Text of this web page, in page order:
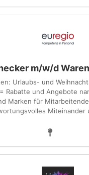
m/w/d
Urlaubs- und
Rabatte und Angebote
Marken für
Miteinander